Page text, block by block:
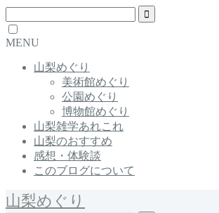
MENU
山梨めぐり
美術館めぐり
公園めぐり
博物館めぐり
山梨雑学あれこれ
山梨のおすすめ
感想・体験談
このブログについて
山梨めぐり